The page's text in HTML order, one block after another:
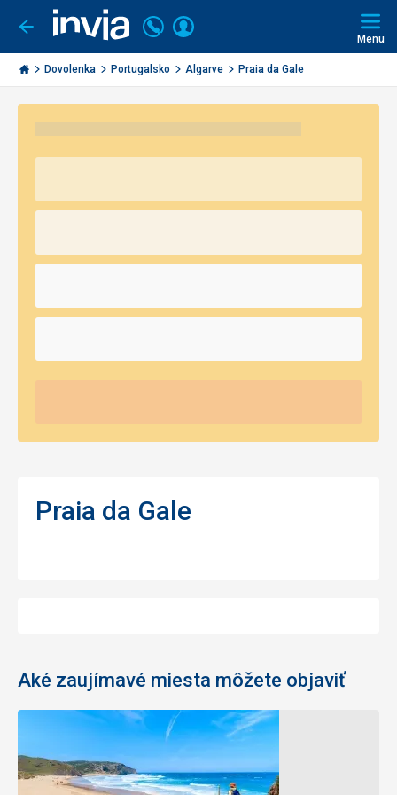
Ísť
späť
Invia.sk
Volajte
+421
2
3221
Prihlásiť
Menu
Dovolenka Portugalsko Algarve Praia da Gale
Praia da Gale
Aké zaujímavé miesta môžete objaviť
Maják
Ponta
Pláž
Meia